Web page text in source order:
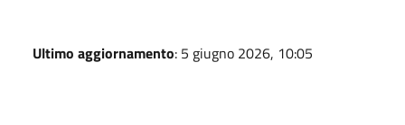
Ultimo aggiornamento: 5 giugno 2026, 10:05